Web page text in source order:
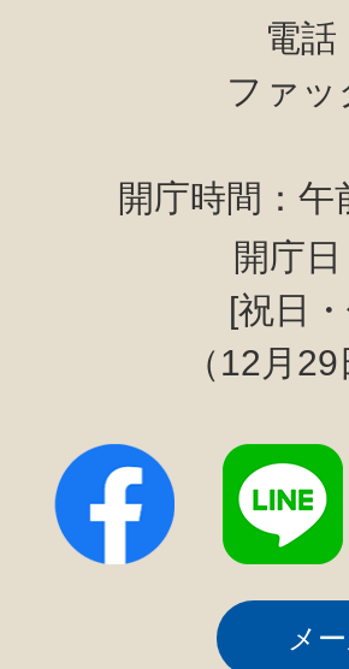
電
ファ
開庁時間：
開庁
[祝日
（12月
メ